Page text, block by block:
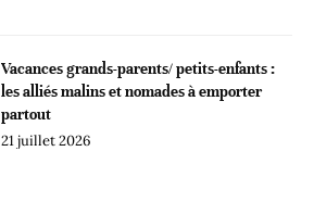
Vacances grands-parents/ petits-enfants :
les alliés malins et nomades à emporter
partout
21 juillet 2026